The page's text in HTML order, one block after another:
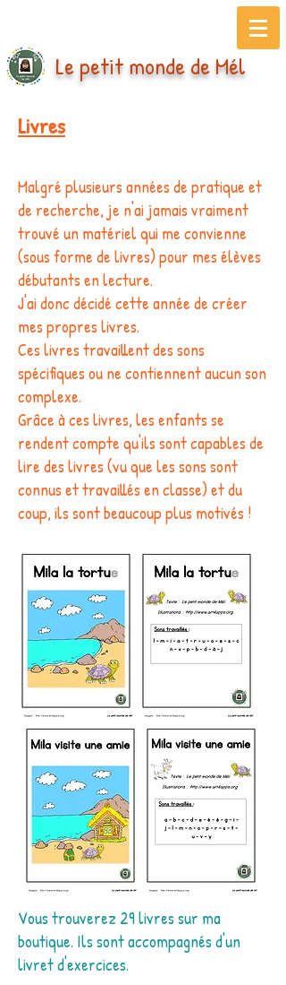
Le petit monde de Mél
Livres
Malgré plusieurs années de pratique et
de recherche, je n'ai jamais vraiment
trouvé un matériel qui me convienne
(sous forme de livres) pour mes élèves
débutants en lecture.
J'ai donc décidé cette année de créer
mes propres livres.
Ces livres travaillent des sons
spécifiques ou ne contiennent aucun son
complexe.
Grâce à ces livres, les enfants se
rendent compte qu'ils sont capables de
lire des livres (vu que les sons sont
connus et travaillés en classe) et du
coup, ils sont beaucoup plus motivés !
Vous trouverez 29 livres sur ma
boutique. Ils sont accompagnés d'un
livret d'exercices.